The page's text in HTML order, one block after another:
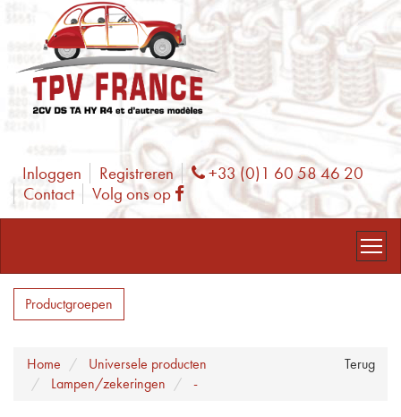
Inloggen Registreren Phone
+33 (0)1 60 58 46 20
Contact
Volg ons op Facebook
Productgroepen
Terug
Home
Universele producten
Lampen/zekeringen
-